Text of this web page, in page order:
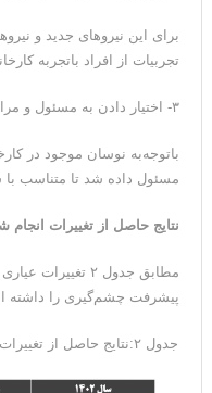
برای این نیروهای جدید و
تجربیات از افراد باتجربه
۳- اختیار دادن به مسئول و مراقبت کار جهت تنظیم شرایطی سلول‌ها
باتوجه‌به نوسان موجود در
مسئول داده شد تا متناسب
نتایج حاصل از تغییرات انجام
مطابق جدول ۲
پیشرفت چشم‌گیری را داشته
جدول ۲:نتایج حاصل از تغییرات انجام شده و مقایسه دوره زمانی ۶ ماهه